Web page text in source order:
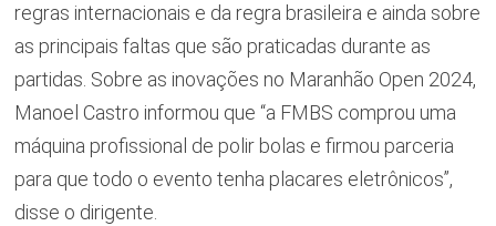
regras internacionais e da regra brasileira e ainda sobre
as principais faltas que são praticadas durante as
partidas. Sobre as inovações no Maranhão Open 2024,
Manoel Castro informou que “a FMBS comprou uma
máquina profissional de polir bolas e firmou parceria
para que todo o evento tenha placares eletrônicos”,
disse o dirigente.